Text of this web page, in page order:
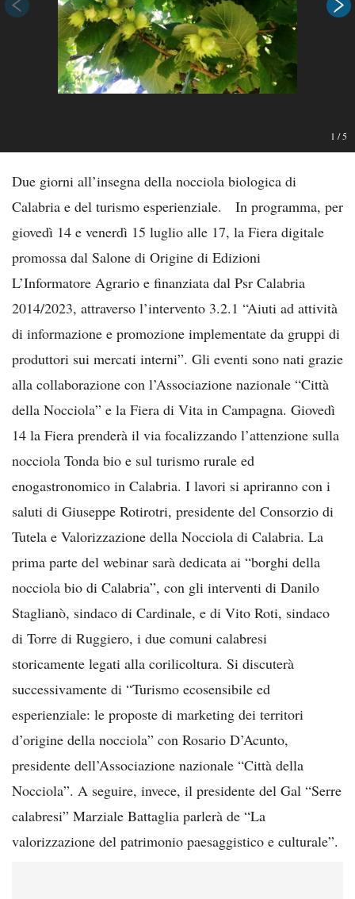
1 /5
Due giorni all’insegna della nocciola biologica di
Calabria e del turismo esperienziale. In programma, per
giovedì 14 e venerdì 15 luglio alle 17, la Fiera digitale
promossa dal Salone di Origine di Edizioni
L’Informatore Agrario e finanziata dal Psr Calabria
2014/2023, attraverso l’intervento 3.2.1 “Aiuti ad attività
di informazione e promozione implementate da gruppi di
produttori sui mercati interni”. Gli eventi sono nati grazie
alla collaborazione con l’Associazione nazionale “Città
della Nocciola” e la Fiera di Vita in Campagna. Giovedì
14 la Fiera prenderà il via focalizzando l’attenzione sulla
nocciola Tonda bio e sul turismo rurale ed
enogastronomico in Calabria. I lavori si apriranno con i
saluti di Giuseppe Rotirotri, presidente del Consorzio di
Tutela e Valorizzazione della Nocciola di Calabria. La
prima parte del webinar sarà dedicata ai “borghi della
nocciola bio di Calabria”, con gli interventi di Danilo
Staglianò, sindaco di Cardinale, e di Vito Roti, sindaco
di Torre di Ruggiero, i due comuni calabresi
storicamente legati alla corilicoltura. Si discuterà
successivamente di “Turismo ecosensibile ed
esperienziale: le proposte di marketing dei territori
d’origine della nocciola” con Rosario D’Acunto,
presidente dell’Associazione nazionale “Città della
Nocciola”. A seguire, invece, il presidente del Gal “Serre
calabresi” Marziale Battaglia parlerà de “La
valorizzazione del patrimonio paesaggistico e culturale”.